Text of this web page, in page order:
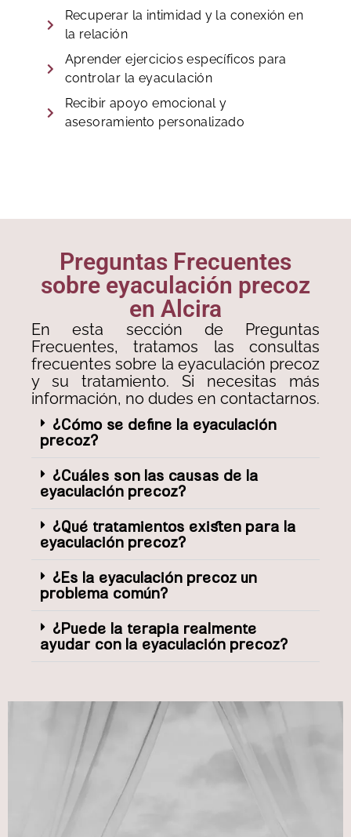
Recuperar la intimidad y la conexión en
la relación
Aprender ejercicios específicos para
controlar la eyaculación
Recibir apoyo emocional y
asesoramiento personalizado
Preguntas Frecuentes
sobre eyaculación precoz
en Alcira
En esta sección de Preguntas
Frecuentes, tratamos las consultas
frecuentes sobre la eyaculación precoz
y su tratamiento. Si necesitas más
información, no dudes en contactarnos.
¿Cómo se define la eyaculación
precoz?
¿Cuáles son las causas de la
eyaculación precoz?
¿Qué tratamientos existen para la
eyaculación precoz?
¿Es la eyaculación precoz un
problema común?
¿Puede la terapia realmente
ayudar con la eyaculación precoz?